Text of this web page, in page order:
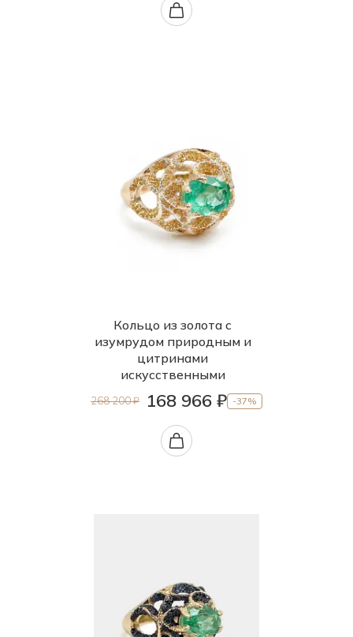
Кольцо из золота с
изумрудом природным и
цитринами
искусственными
268 200 ₽ 168 966 ₽ -37%